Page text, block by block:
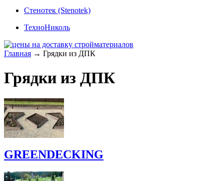
Стенотек (Stenotek)
ТехноНиколь
Главная → Грядки из ДПК
Грядки из ДПК
GREENDECKING